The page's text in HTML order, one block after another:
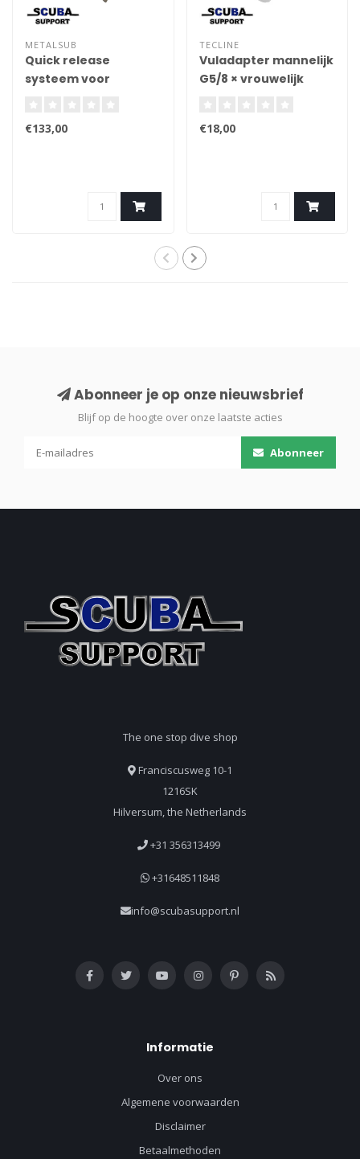
METALSUB
Quick release
systeem voor
€133,00
TECLINE
Vuladapter mannelijk
G5/8 × vrouwelijk
€18,00
Abonneer je op onze nieuwsbrief
Blijf op de hoogte over onze laatste acties
Abonneer
The one stop dive shop
Franciscusweg 10-1
1216SK
Hilversum, the Netherlands
+31 356313499
+31648511848
info@scubasupport.nl
Informatie
Over ons
Algemene voorwaarden
Disclaimer
Betaalmethoden